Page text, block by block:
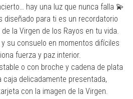
hay una luz que nunca falla 💫
diseñado para ti es un recordatorio
la Virgen de los Rayos en tu vida.
su consuelo en momentos difíciles
fuerza y paz interior.
o con broche y cadena de plata
caja delicadamente presentada,
con la imagen de la Virgen.